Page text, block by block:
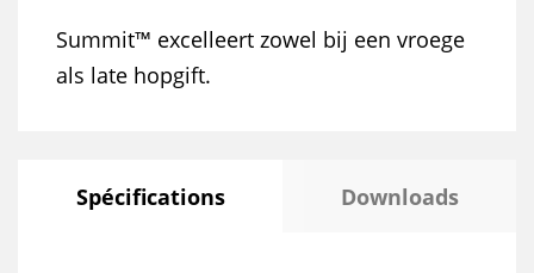
Summit™ excelleert zowel bij een vroege
als late hopgift.
Spécifications Downloads